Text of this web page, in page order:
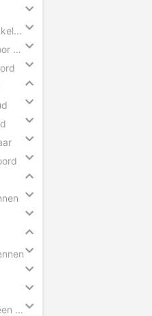
pv tegenwoordige tijd enkelvoud
pv tegenwoordige tijd door elkaar
voltooid deelwoord van een scheidbaar werkwoord